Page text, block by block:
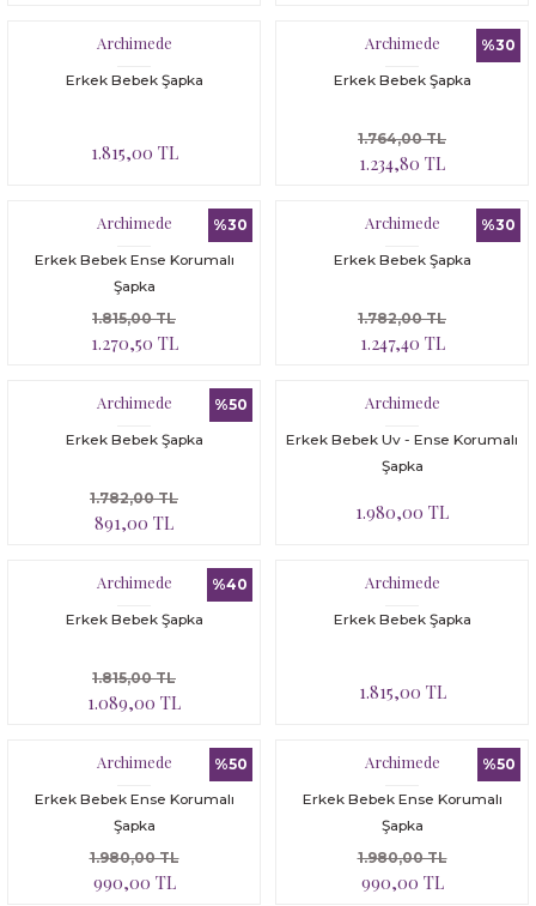
Archimede
Erkek Bebek Şapka
1.815,00 TL
%30
Archimede
Erkek Bebek Şapka
1.234,80 TL
1.764,00 TL
%30
Archimede
Erkek Bebek Ense Korumalı
Şapka
1.270,50 TL
1.815,00 TL
%30
Archimede
Erkek Bebek Şapka
1.247,40 TL
1.782,00 TL
%50
Archimede
Erkek Bebek Şapka
891,00 TL
1.782,00 TL
Archimede
Erkek Bebek Uv - Ense Korumalı
Şapka
1.980,00 TL
%40
Archimede
Erkek Bebek Şapka
1.089,00 TL
1.815,00 TL
Archimede
Erkek Bebek Şapka
1.815,00 TL
%50
Archimede
Erkek Bebek Ense Korumalı
Şapka
990,00 TL
1.980,00 TL
%50
Archimede
Erkek Bebek Ense Korumalı
Şapka
990,00 TL
1.980,00 TL